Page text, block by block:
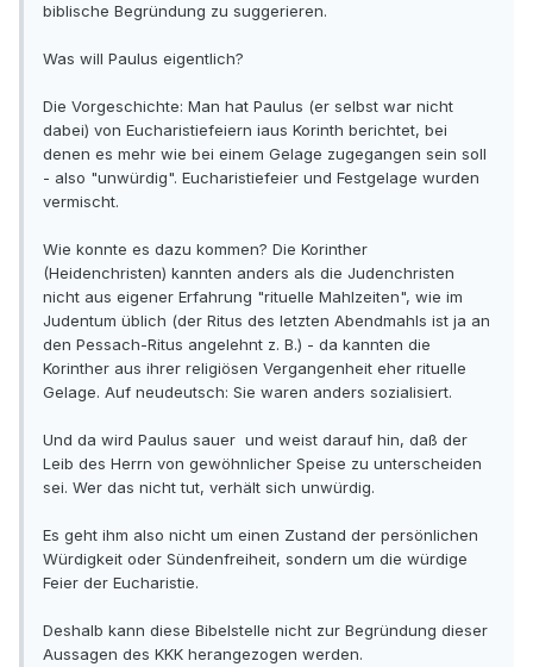
biblische Begründung zu suggerieren.
Was will Paulus eigentlich?
Die Vorgeschichte: Man hat Paulus (er selbst war nicht
dabei) von Eucharistiefeiern iaus Korinth berichtet, bei
denen es mehr wie bei einem Gelage zugegangen sein soll
- also "unwürdig". Eucharistiefeier und Festgelage wurden
vermischt.
Wie konnte es dazu kommen? Die Korinther
(Heidenchristen) kannten anders als die Judenchristen
nicht aus eigener Erfahrung "rituelle Mahlzeiten", wie im
Judentum üblich (der Ritus des letzten Abendmahls ist ja an
den Pessach-Ritus angelehnt z. B.) - da kannten die
Korinther aus ihrer religiösen Vergangenheit eher rituelle
Gelage. Auf neudeutsch: Sie waren anders sozialisiert.
Und da wird Paulus sauer und weist darauf hin, daß der
Leib des Herrn von gewöhnlicher Speise zu unterscheiden
sei. Wer das nicht tut, verhält sich unwürdig.
Es geht ihm also nicht um einen Zustand der persönlichen
Würdigkeit oder Sündenfreiheit, sondern um die würdige
Feier der Eucharistie.
Deshalb kann diese Bibelstelle nicht zur Begründung dieser
Aussagen des KKK herangezogen werden.